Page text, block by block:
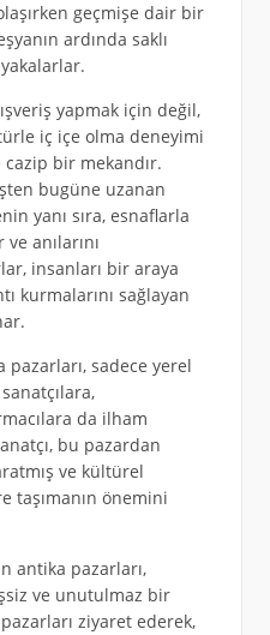
geçmişe dair bir
ardında saklı
yapmak için değil,
iç içe olma deneyimi
bir mekandır.
bugüne uzanan
yanı sıra, esnaflarla
anılarını
insanları bir araya
kurmalarını sağlayan
sadece yerel
da ilham
bu pazardan
ve kültürel
taşımanın önemini
antika pazarları,
ve unutulmaz bir
ziyaret ederek,